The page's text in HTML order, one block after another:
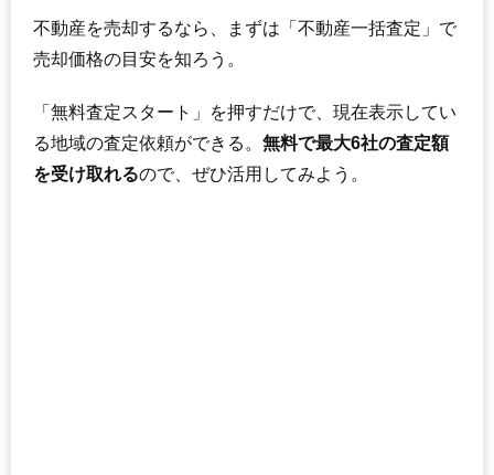
不動産を売却するなら、まずは「不動産一括査定」で
売却価格の目安を知ろう。
「無料査定スタート」を押すだけで、現在表示してい
る地域の査定依頼ができる。 無料で最大6社の査定額
を受け取れるので、ぜひ活用してみよう。